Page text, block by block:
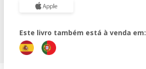
Este livro também está à venda em: